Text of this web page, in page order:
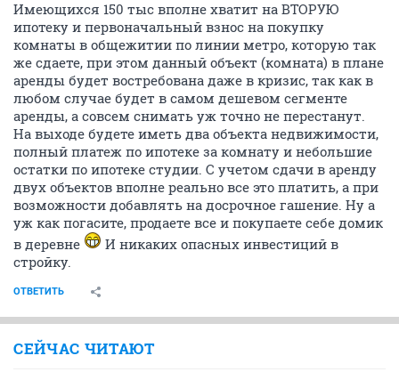
Имеющихся 150 тыс вполне хватит на ВТОРУЮ
ипотеку и первоначальный взнос на покупку
комнаты в общежитии по линии метро, которую так
же сдаете, при этом данный объект (комната) в плане
аренды будет востребована даже в кризис, так как в
любом случае будет в самом дешевом сегменте
аренды, а совсем снимать уж точно не перестанут.
На выходе будете иметь два объекта недвижимости,
полный платеж по ипотеке за комнату и небольшие
остатки по ипотеке студии. С учетом сдачи в аренду
двух объектов вполне реально все это платить, а при
возможности добавлять на досрочное гашение. Ну а
уж как погасите, продаете все и покупаете себе домик
в деревне
И никаких опасных инвестиций в
стройку.
ОТВЕТИТЬ
СЕЙЧАС ЧИТАЮТ